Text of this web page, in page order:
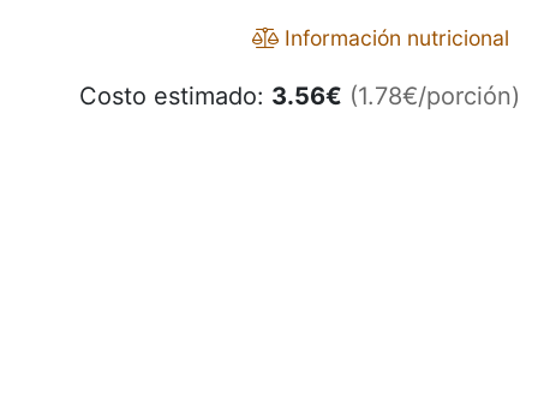
Información nutricional
Costo estimado: 3.56€ (1.78€/porción)